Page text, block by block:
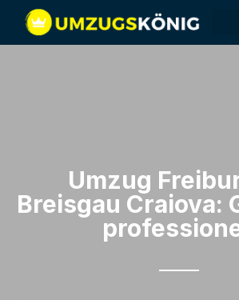
Umzug
Breisgau​ Craiova: